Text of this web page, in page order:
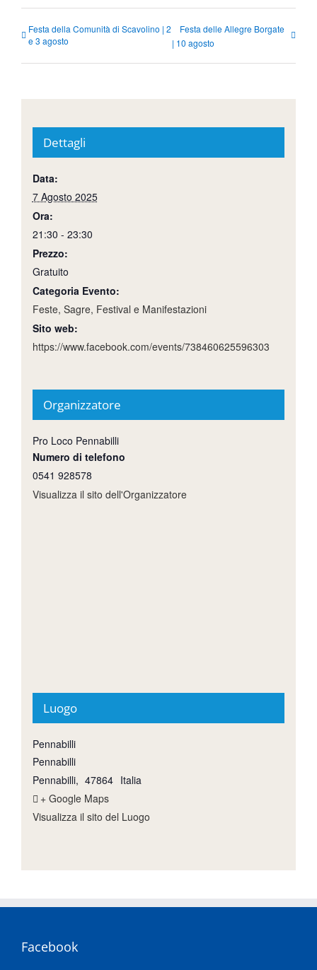
Festa della Comunità di Scavolino | 2
e 3 agosto
Festa delle Allegre Borgate
| 10 agosto
Dettagli
Data:
7 Agosto 2025
Ora:
21:30 - 23:30
Prezzo:
Gratuito
Categoria Evento:
Feste, Sagre, Festival e Manifestazioni
Sito web:
https://www.facebook.com/events/738460625596303
Organizzatore
Pro Loco Pennabilli
Numero di telefono
0541 928578
Visualizza il sito dell'Organizzatore
Luogo
Pennabilli
Pennabilli
Pennabilli, 47864 Italia
+ Google Maps
Visualizza il sito del Luogo
Facebook